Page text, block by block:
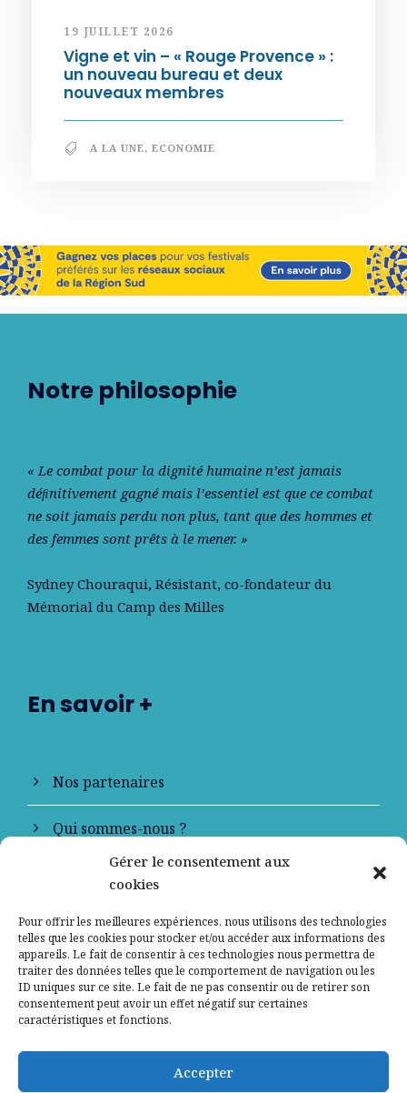
Gérer le consentement aux
cookies
Pour offrir les meilleures expériences, nous utilisons des technologies
telles que les cookies pour stocker et/ou accéder aux informations des
appareils. Le fait de consentir à ces technologies nous permettra de
traiter des données telles que le comportement de navigation ou les
ID uniques sur ce site. Le fait de ne pas consentir ou de retirer son
consentement peut avoir un effet négatif sur certaines
caractéristiques et fonctions.
Accepter
19 JUILLET 2026
Vigne et vin – « Rouge Provence » :
un nouveau bureau et deux
nouveaux membres
A LA UNE, ECONOMIE
Notre philosophie
« Le combat pour la dignité humaine n’est jamais
déﬁnitivement gagné mais l’essentiel est que ce combat
ne soit jamais perdu non plus, tant que des hommes et
des femmes sont prêts à le mener. »
Sydney Chouraqui, Résistant, co-fondateur du
Mémorial du Camp des Milles
En savoir +
Nos partenaires
Qui sommes-nous ?
Contactez-nous
Mentions légales
Politique de confidentialité